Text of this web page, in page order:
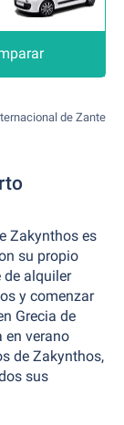
de Zante
Zakynthos es
su propio
de alquiler
y comenzar
Grecia de
en verano
de Zakynthos,
sus